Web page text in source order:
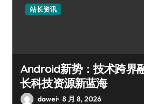
站长资讯
Android新势：技术跨界
长科技资源新蓝海
dawei 8 月 8, 2026